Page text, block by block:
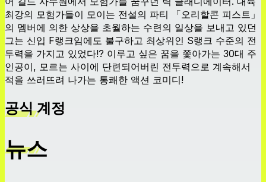
최강의 모험가들이 모이는 전설의 파티 「오리할콘 피스트」
의 멤버에 의한 상상을 초월하는 수련의 일상을 보내고 있던
그는 신입 F랭크임에도 불구하고 최상위인 S랭크 수준의 전
투력을 가지고 있었다!? 이루고 싶은 꿈을 쫓아가는 30대 주
인공이, 모르는 사이에 단련되어버린 전투력으로 계속해서
적을 쓰러뜨려 나가는 통쾌한 액션 코미디!
공식 계정
뉴스